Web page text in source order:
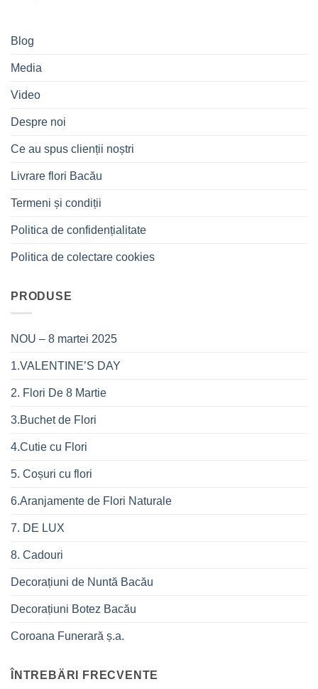
Blog
Media
Video
Despre noi
Ce au spus clienții noștri
Livrare flori Bacău
Termeni și condiții
Politica de confidențialitate
Politica de colectare cookies
PRODUSE
NOU – 8 martei 2025
1.VALENTINE’S DAY
2. Flori De 8 Martie
3.Buchet de Flori
4.Cutie cu Flori
5. Coșuri cu flori
6.Aranjamente de Flori Naturale
7. DE LUX
8. Cadouri
Decorațiuni de Nuntă Bacău
Decorațiuni Botez Bacău
Coroana Funerară ș.a.
ÎNTREBÄRI FRECVENTE